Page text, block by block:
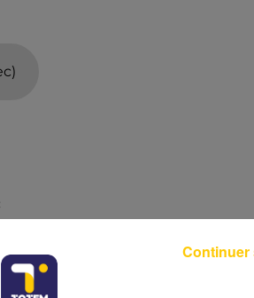
à Tulle, Brive, dans le
Continuer